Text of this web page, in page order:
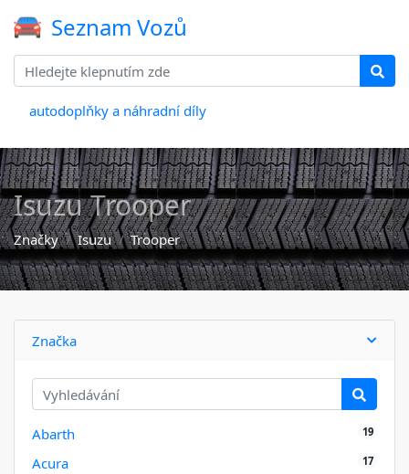
Seznam Vozů
autodoplňky a náhradní díly
Isuzu Trooper
Značky Isuzu Trooper
Značka
Abarth 19
Acura 17